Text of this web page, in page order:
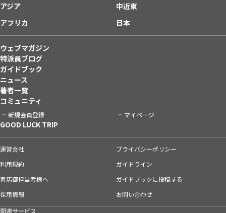
アジア
中近東
アフリカ
日本
ウェブマガジン
特派員ブログ
ガイドブック
ニュース
著者一覧
コミュニティ
新規会員登録 マイページ
GOOD LUCK TRIP
運営会社
プライバシーポリシー
利用規約
ガイドライン
書店御担当者様へ
ガイドブックに投稿する
採用情報
お問い合わせ
関連サービス